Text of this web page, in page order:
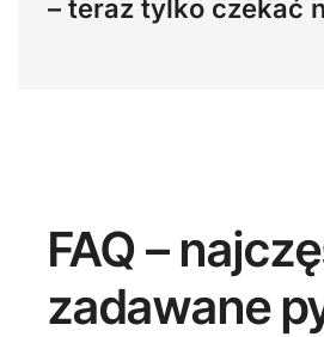
– teraz tylko czekać
FAQ –
zadawane